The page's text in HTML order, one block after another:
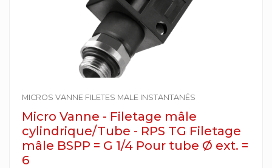
MICROS VANNE FILETES MALE INSTANTANÉS
Micro Vanne - Filetage mâle
cylindrique/Tube - RPS TG Filetage
mâle BSPP = G 1/4 Pour tube Ø ext. =
6